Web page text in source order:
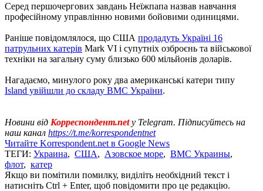
Серед першочергових завдань Неїжпапа назвав навчання
професійному управлінню новими бойовими одиницями.
Раніше повідомлялося, що США продадуть Україні 16
патрульних катерів Mark VI і супутніх озброєнь та військової
техніки на загальну суму близько 600 мільйонів доларів.
Нагадаємо, минулого року два американські катери типу
Island увійшли до складу ВМС України.
Новини від Корреспондент.netу Telegram. Підписуйтесь на
наш канал https://t.me/korrespondentnet
Читайте Korrespondent.net в Google News
ТЕГИ: Украина, США, Азовское море, ВМС Украины,
флот, катер
Якщо ви помітили помилку, виділіть необхідний текст і
натисніть Ctrl + Enter, щоб повідомити про це редакцію.